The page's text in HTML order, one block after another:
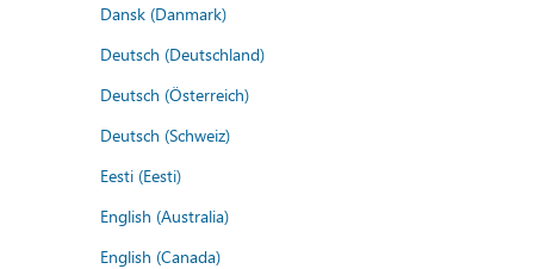
Dansk (Danmark)
Deutsch (Deutschland)
Deutsch (Österreich)
Deutsch (Schweiz)
Eesti (Eesti)
English (Australia)
English (Canada)